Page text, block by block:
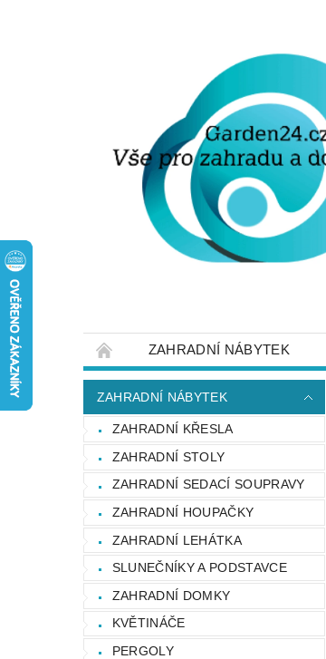
ZAHRADNÍ NÁBYTEK
STRUČNĚ O DOPRAVĚ A PLATBĚ
OCHRANA OSOBNÍCH ÚDAJŮ
ZAHRADNÍ NÁBYTEK
ZAHRADNÍ KŘESLA
ZAHRADNÍ STOLY
ZAHRADNÍ SEDACÍ SOUPRAVY
ZAHRADNÍ HOUPAČKY
ZAHRADNÍ LEHÁTKA
SLUNEČNÍKY A PODSTAVCE
ZAHRADNÍ DOMKY
KVĚTINÁČE
PERGOLY